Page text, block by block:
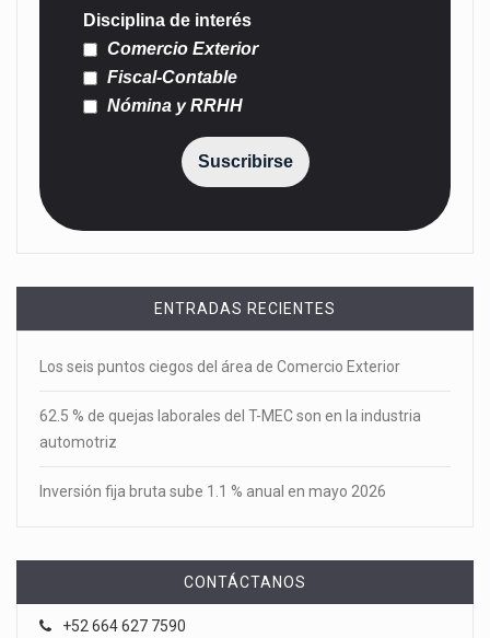
Disciplina de interés
Comercio Exterior
Fiscal-Contable
Nómina y RRHH
Suscribirse
ENTRADAS RECIENTES
Los seis puntos ciegos del área de Comercio Exterior
62.5 % de quejas laborales del T-MEC son en la industria
automotriz
Inversión fija bruta sube 1.1 % anual en mayo 2026
CONTÁCTANOS
+52 664 627 7590